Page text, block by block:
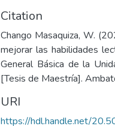
Citation
Chango Masaquiza, W.
mejorar las habilidades
General Básica de la
[Tesis de Maestría].
URI
https://hdl.handle.net/